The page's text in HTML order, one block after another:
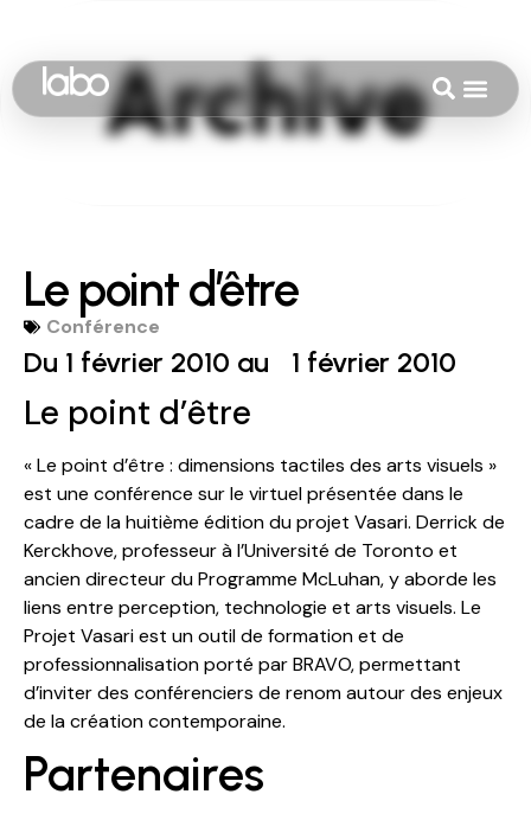
Le point d’être
Conférence
Du 1 février 2010 au 1 février 2010
Le point d’être
« Le point d’être : dimensions tactiles des arts visuels »
est une conférence sur le virtuel présentée dans le
cadre de la huitième édition du projet Vasari. Derrick de
Kerckhove, professeur à l’Université de Toronto et
ancien directeur du Programme McLuhan, y aborde les
liens entre perception, technologie et arts visuels. Le
Projet Vasari est un outil de formation et de
professionnalisation porté par BRAVO, permettant
d’inviter des conférenciers de renom autour des enjeux
de la création contemporaine.
Partenaires